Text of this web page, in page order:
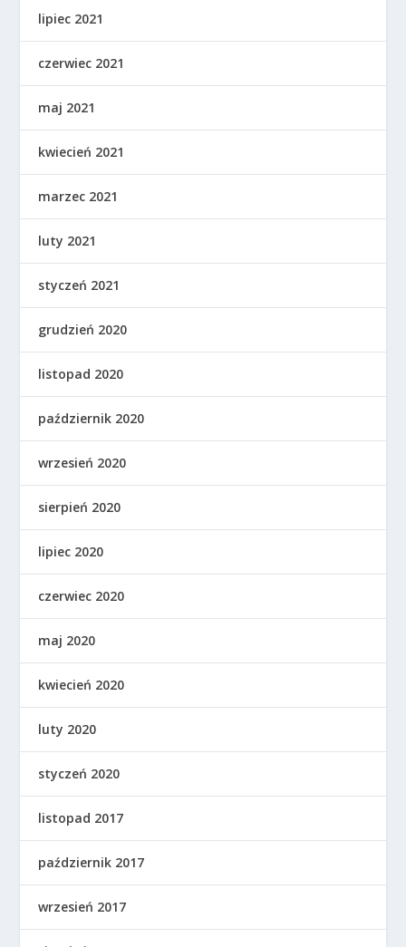
lipiec 2021
czerwiec 2021
maj 2021
kwiecień 2021
marzec 2021
luty 2021
styczeń 2021
grudzień 2020
listopad 2020
październik 2020
wrzesień 2020
sierpień 2020
lipiec 2020
czerwiec 2020
maj 2020
kwiecień 2020
luty 2020
styczeń 2020
listopad 2017
październik 2017
wrzesień 2017